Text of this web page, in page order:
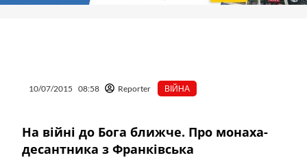
10/07/2015 08:58 Reporter ВІЙНА
На війні до Бога ближче. Про монаха-
десантника з Франківська